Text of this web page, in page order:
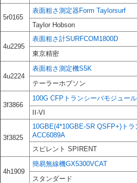
5r0165
表面粗さ測定器Form Taylorsurf
Taylor Hobson
4u2295
表面粗さ計SURFCOM1800D
東京精密
4u2224
表面粗さ測定機S5K
テーラーホブソン
3f3866
100G CFPトランシーバモジュール
II-VI
3f3825
10GBE(4*10GBE-SR QSFP+)トラ
ACC6089A
スピレント SPIRENT
4h1909
簡易無線機GX5300VCAT
スタンダード